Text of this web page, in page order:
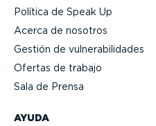
AYUDA
Política de Speak Up
Acerca de nosotros
Gestión de vulne­ra­bi­li­dades
Ofertas de trabajo
Sala de Prensa